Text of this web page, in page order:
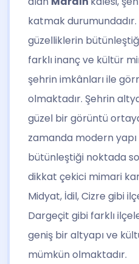
katmak
güzelliklerin
farklı inanç ve kültür
şehrin imkânları ile
olmaktadır. Şehrin
güzel bir görüntü
zamanda modern
bütünleştiği noktada
dikkat çekici mimari
Midyat, İdil, Cizre gibi
Dargeçit gibi farklı
geniş bir altyapı ve
mümkün olmaktadır.